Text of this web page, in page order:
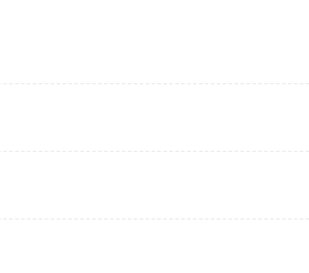
國際Airbnb都值得推薦。